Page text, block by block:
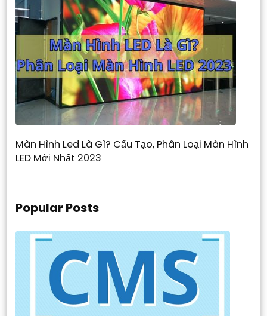
Màn Hình Led Là Gì? Cấu Tạo, Phân Loại Màn Hình
LED Mới Nhất 2023
Popular Posts